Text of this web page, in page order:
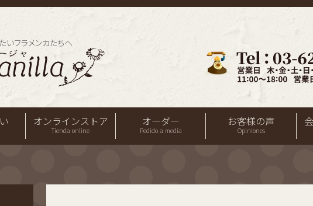
いフラメンカたちへ
オンラインストア
Tienda online
オーダー
Pedido a media
お客様の声
Opiniones